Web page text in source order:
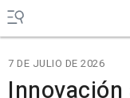
7 DE JULIO DE 2026